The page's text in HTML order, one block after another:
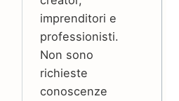
imprenditori e
professionisti.
Non sono
richieste
conoscenze